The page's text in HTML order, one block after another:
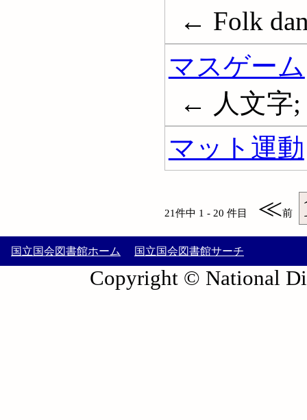
← Folk
マスゲーム
← 人文字;
マット運動
21件中 1 - 20 件目 ≪前
国立国会図書館ホーム 国立国会図書館サーチ
Copyright © National